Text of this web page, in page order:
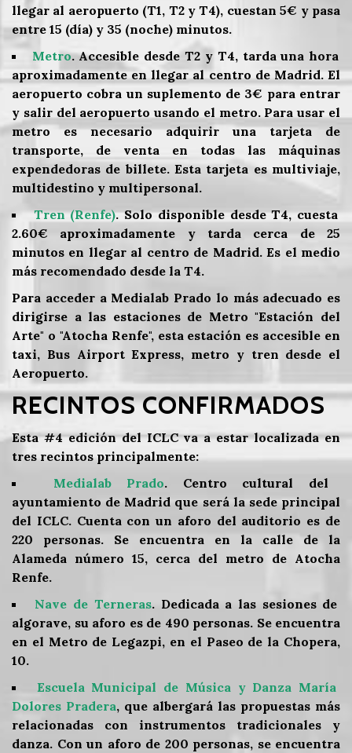
llegar al aeropuerto (T1, T2 y T4), cuestan 5€ y pasa
entre 15 (día) y 35 (noche) minutos.
Metro. Accesible desde T2 y T4, tarda una hora
aproximadamente en llegar al centro de Madrid. El
aeropuerto cobra un suplemento de 3€ para entrar
y salir del aeropuerto usando el metro. Para usar el
metro es necesario adquirir una tarjeta de
transporte, de venta en todas las máquinas
expendedoras de billete. Esta tarjeta es multiviaje,
multidestino y multipersonal.
Tren (Renfe). Solo disponible desde T4, cuesta
2.60€ aproximadamente y tarda cerca de 25
minutos en llegar al centro de Madrid. Es el medio
más recomendado desde la T4.
Para acceder a Medialab Prado lo más adecuado es
dirigirse a las estaciones de Metro "Estación del
Arte" o "Atocha Renfe", esta estación es accesible en
taxi, Bus Airport Express, metro y tren desde el
Aeropuerto.
RECINTOS CONFIRMADOS
Esta #4 edición del ICLC va a estar localizada en
tres recintos principalmente:
Medialab Prado. Centro cultural del
ayuntamiento de Madrid que será la sede principal
del ICLC. Cuenta con un aforo del auditorio es de
220 personas. Se encuentra en la calle de la
Alameda número 15, cerca del metro de Atocha
Renfe.
Nave de Terneras. Dedicada a las sesiones de
algorave, su aforo es de 490 personas. Se encuentra
en el Metro de Legazpi, en el Paseo de la Chopera,
10.
Escuela Municipal de Música y Danza María
Dolores Pradera, que albergará las propuestas más
relacionadas con instrumentos tradicionales y
danza. Con un aforo de 200 personas, se encuentra